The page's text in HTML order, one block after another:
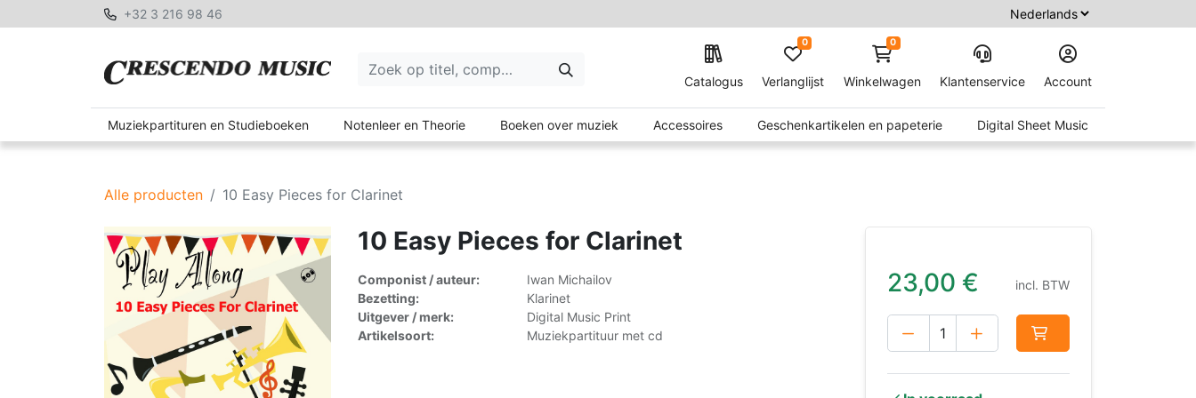
+32 3 216 98 46
Catalogus Verlanglijst
0 0
Winkelwagen Klantenservice Account
Muziekpartituren en Studieboeken Notenleer en Theorie Boeken over muziek Accessoires Geschenkartikelen en papeterie Digital Sheet Music
Alle producten 10 Easy Pieces for Clarinet
10 Easy Pieces for Clarinet
Componist / auteur:
Iwan Michailov
Bezetting:
Klarinet
Uitgever / merk:
Digital Music Print
Artikelsoort:
Muziekpartituur met cd
23,00 € incl. BTW